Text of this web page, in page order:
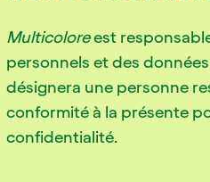
Multicoloreest
personnels et des
désignera une personne
conformité à la présente
confidentialité.